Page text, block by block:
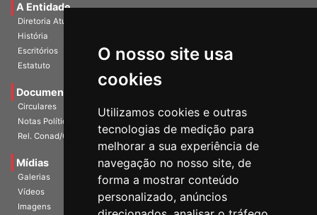
O nosso site usa
cookies
Utilizamos cookies e outras
tecnologias de medição para
melhorar a sua experiência de
navegação no nosso site, de
forma a mostrar conteúdo
personalizado, anúncios
A Entidade
Diretoria Atual
História
Escritórios
Estatuto
Documentos
Circulares
Notas Políticas
Rel. Conad/Congresso
Mídias
Galerias
Vídeos
Imagens